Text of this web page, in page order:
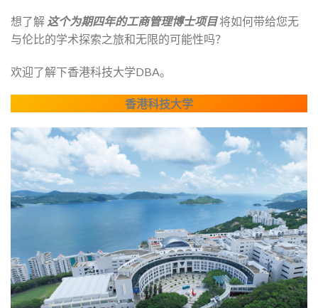
想了解 这个为期四年的工商管理博士项目将如何带给您无
与伦比的学术探索之旅和无限的可能性吗？
欢迎了解下香港科技大学DBA。
香港科技大学